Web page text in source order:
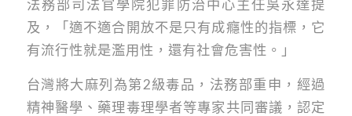
法務部司法官學院犯罪防治中心主任吳永達提
及，「適不適合開放不是只有成癮性的指標，它
有流行性就是濫用性，還有社會危害性。」
台灣將大麻列為第2級毒品，法務部重申，經過
精神醫學、藥理毒理學者等專家共同審議，認定